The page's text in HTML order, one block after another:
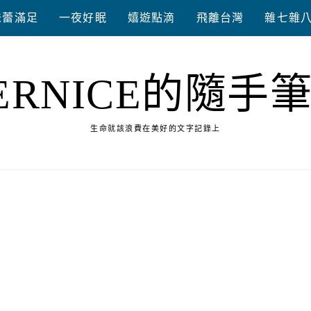
蕾滿足 一夜好眠 嬉遊點滴 飛離台灣 雜七雜
的隨手
生命就該浪費在美好的文字記錄上